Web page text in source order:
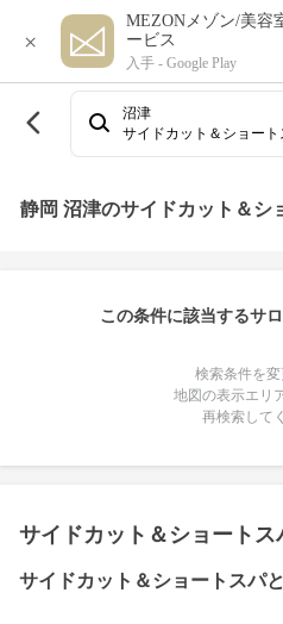
×
MEZONメゾン/美容
ービス
入手 - Google Play
沼津
サイドカット＆ショート
静岡 沼津のサイドカット＆シ
この条件に該当するサ
検索条件を
地図の表示エリ
再検索して
サイドカット＆ショートス
サイドカット＆ショートスパ